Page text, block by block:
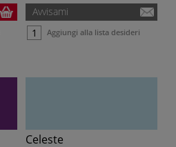
Avvisami
Aggiungi alla lista desideri
Celeste